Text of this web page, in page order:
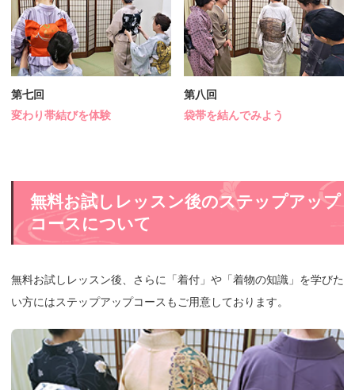
第七回
変わり帯結びを体験
第八回
袋帯を結んでみよう
無料お試しレッスン後のステップアップ
コースについて
無料お試しレッスン後、さらに「着付」や「着物の知識」を学びた
い方にはステップアップコースもご用意しております。